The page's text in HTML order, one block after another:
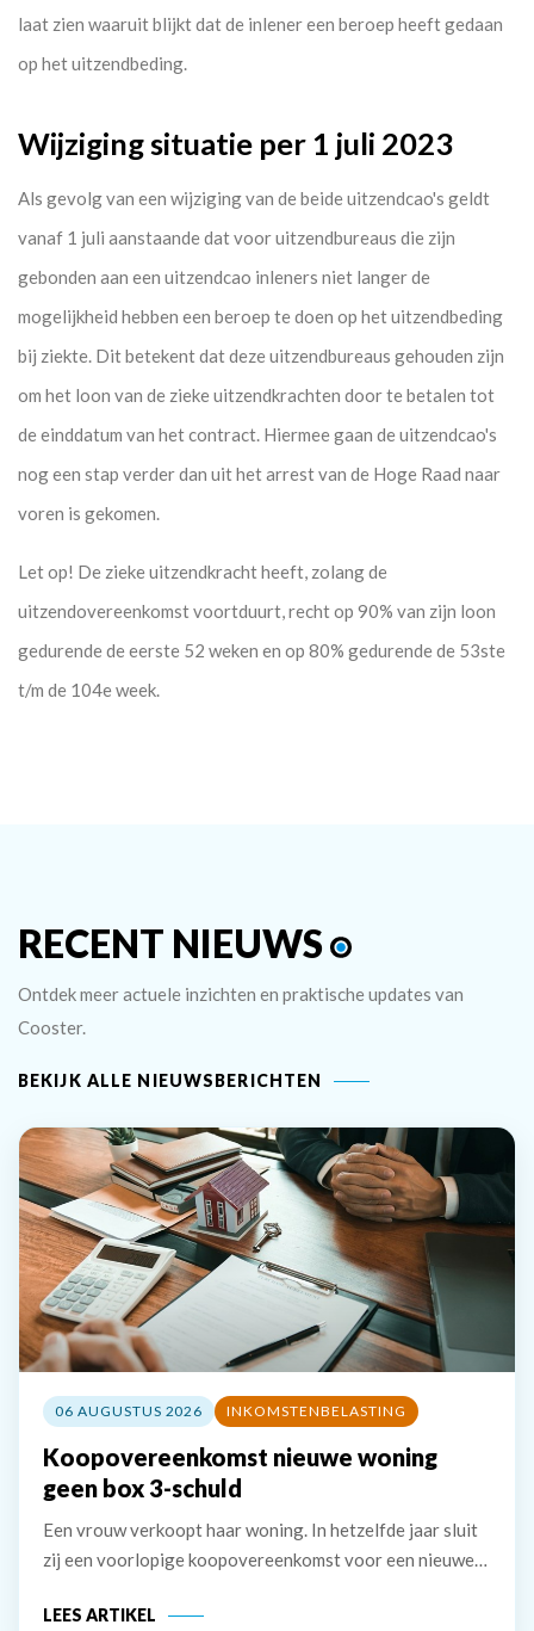
laat zien waaruit blijkt dat de inlener een beroep heeft gedaan
op het uitzendbeding.
Wijziging situatie per 1 juli 2023
Als gevolg van een wijziging van de beide uitzendcao's geldt
vanaf 1 juli aanstaande dat voor uitzendbureaus die zijn
gebonden aan een uitzendcao inleners niet langer de
mogelijkheid hebben een beroep te doen op het uitzendbeding
bij ziekte. Dit betekent dat deze uitzendbureaus gehouden zijn
om het loon van de zieke uitzendkrachten door te betalen tot
de einddatum van het contract. Hiermee gaan de uitzendcao's
nog een stap verder dan uit het arrest van de Hoge Raad naar
voren is gekomen.
Let op! De zieke uitzendkracht heeft, zolang de
uitzendovereenkomst voortduurt, recht op 90% van zijn loon
gedurende de eerste 52 weken en op 80% gedurende de 53ste
t/m de 104e week.
RECENT NIEUWS
Ontdek meer actuele inzichten en praktische updates van
Cooster.
BEKIJK ALLE NIEUWSBERICHTEN
06 AUGUSTUS 2026 INKOMSTENBELASTING
Koopovereenkomst nieuwe woning
geen box 3-schuld
Een vrouw verkoopt haar woning. In hetzelfde jaar sluit
zij een voorlopige koopovereenkomst voor een nieuwe
De vrouw maakt de koopsom in januari in drie delen over
LEES ARTIKEL